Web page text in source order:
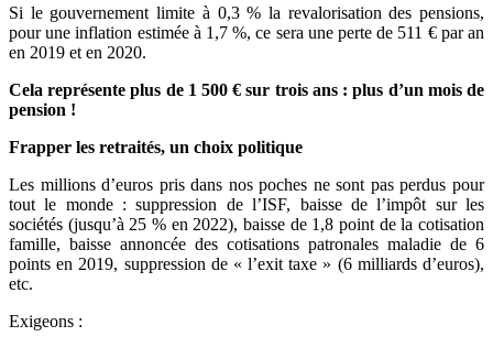
Si le gouvernement limite à 0,3 % la revalorisation des pensions,
pour une inflation estimée à 1,7 %, ce sera une perte de 511 € par an
en 2019 et en 2020.
Cela représente plus de 1 500 € sur trois ans : plus d’un mois de
pension !
Frapper les retraités, un choix politique
Les millions d’euros pris dans nos poches ne sont pas perdus pour
tout le monde : suppression de l’ISF, baisse de l’impôt sur les
sociétés (jusqu’à 25 % en 2022), baisse de 1,8 point de la cotisation
famille, baisse annoncée des cotisations patronales maladie de 6
points en 2019, suppression de « l’exit taxe » (6 milliards d’euros),
etc.
Exigeons :